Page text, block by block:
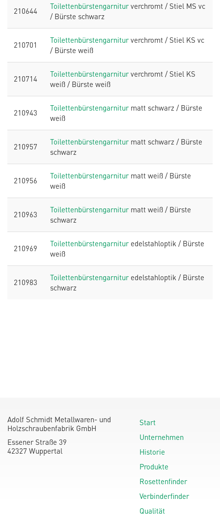
210644 Toilettenbürstengarnitur verchromt / Stiel MS vc
/ Bürste schwarz
210701 Toilettenbürstengarnitur verchromt / Stiel KS vc
/ Bürste weiß
210714 Toilettenbürstengarnitur verchromt / Stiel KS
weiß / Bürste weiß
210943 Toilettenbürstengarnitur matt schwarz / Bürste
weiß
210957 Toilettenbürstengarnitur matt schwarz / Bürste
schwarz
210956 Toilettenbürstengarnitur matt weiß / Bürste
weiß
210963 Toilettenbürstengarnitur matt weiß / Bürste
schwarz
210969 Toilettenbürstengarnitur edelstahloptik / Bürste
weiß
210983 Toilettenbürstengarnitur edelstahloptik / Bürste
schwarz
Adolf Schmidt Metallwaren- und
Holzschraubenfabrik GmbH
Essener Straße 39
42327 Wuppertal
Start
Unternehmen
Historie
Produkte
Rosettenfinder
Verbinderfinder
Qualität